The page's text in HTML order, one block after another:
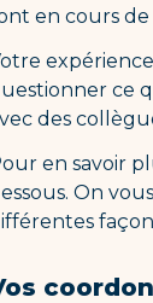
en cours
ce
des
en savoir
On